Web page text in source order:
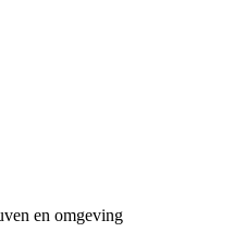
en omgeving